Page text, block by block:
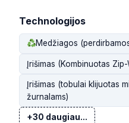
Technologijos
Medžiagos
Įrišimas (Kombinuotas Zip-
Įrišimas (tobulai klijuotas
žurnalams)
+30 daugiau...